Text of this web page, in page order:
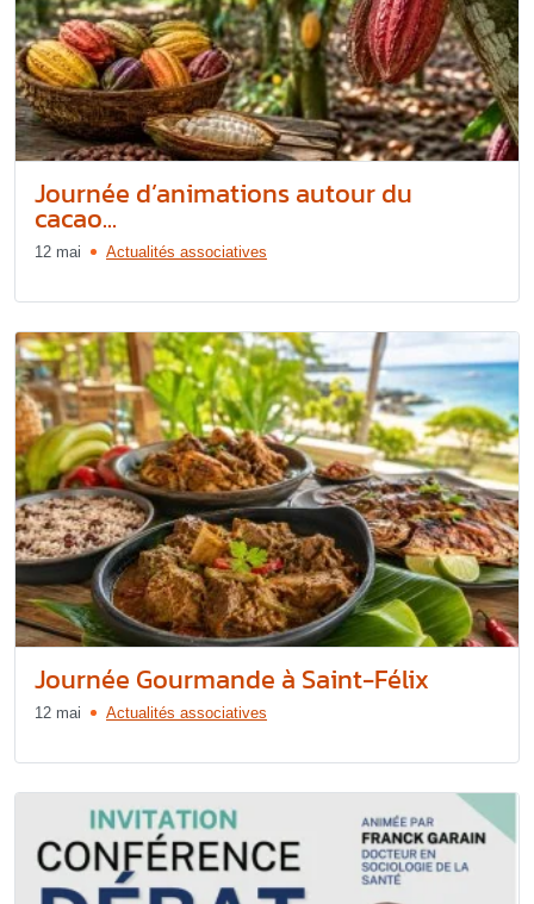
Journée d’animations autour du
cacao...
12 mai Actualités associatives
Journée Gourmande à Saint-Félix
12 mai Actualités associatives